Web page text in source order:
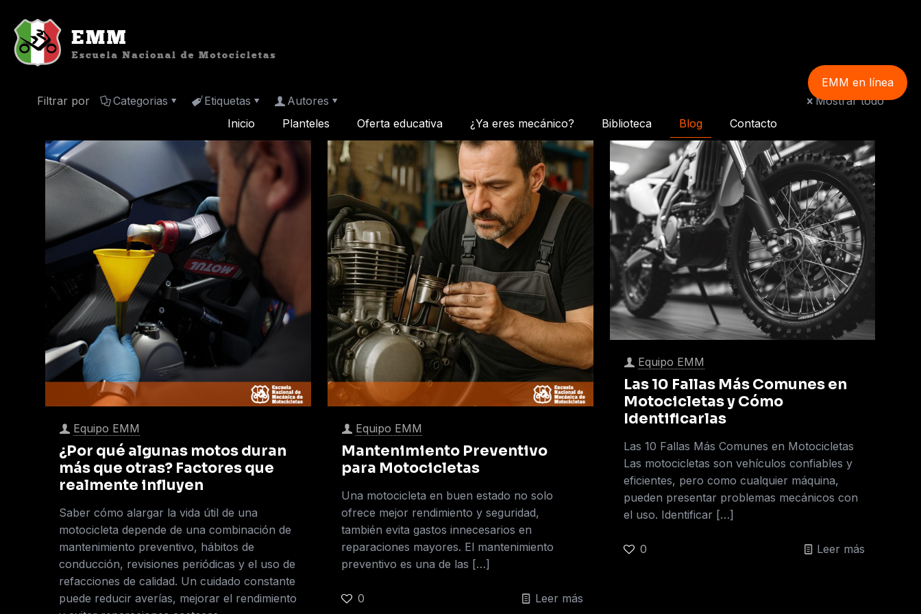
Inicio Planteles Oferta educativa ¿Ya eres mecánico? Biblioteca Blog Contacto
EMM en línea
Filtrar por
Categorias Etiquetas Autores Mostrar todo
Equipo EMM
¿Por qué algunas motos duran
más que otras? Factores que
realmente influyen
Saber cómo alargar la vida útil de una
motocicleta depende de una combinación de
mantenimiento preventivo, hábitos de
conducción, revisiones periódicas y el uso de
refacciones de calidad. Un cuidado constante
puede reducir averías, mejorar el rendimiento
Equipo EMM
Mantenimiento Preventivo
para Motocicletas
Una motocicleta en buen estado no solo
ofrece mejor rendimiento y seguridad,
también evita gastos innecesarios en
reparaciones mayores. El mantenimiento
preventivo es una de las […]
0 Leer más
Equipo EMM
Las 10 Fallas Más Comunes en
Motocicletas y Cómo
Identificarlas
Las 10 Fallas Más Comunes en Motocicletas
Las motocicletas son vehículos confiables y
eficientes, pero como cualquier máquina,
pueden presentar problemas mecánicos con
el uso. Identificar […]
0 Leer más